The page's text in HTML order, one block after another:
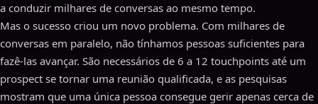
a conduzir milhares de conversas ao mesmo tempo.
Mas o sucesso criou um novo problema. Com milhares de
conversas em paralelo, não tínhamos pessoas suficientes para
fazê-las avançar. São necessários de 6 a 12 touchpoints até um
prospect se tornar uma reunião qualificada, e as pesquisas
mostram que uma única pessoa consegue gerir apenas cerca de